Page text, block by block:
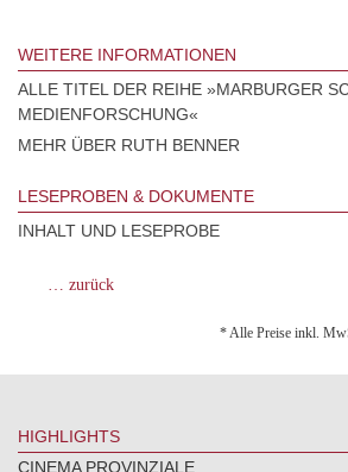
WEITERE INFORMATIONEN
ALLE TITEL DER REIHE »MARBURGER
MEDIENFORSCHUNG«
MEHR ÜBER RUTH BENNER
LESEPROBEN & DOKUMENTE
INHALT UND LESEPROBE
… zurück
* Alle Preise inkl.
HIGHLIGHTS
CINEMA PROVINZIALE